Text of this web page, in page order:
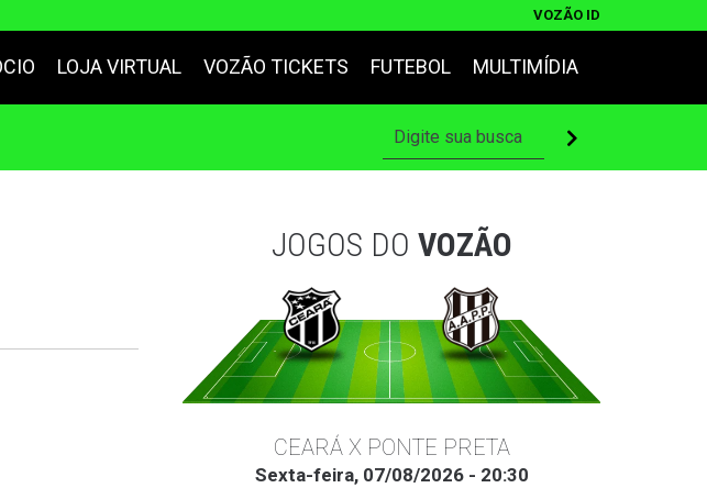
VOZÃO ID
LOJA VIRTUAL VOZÃO TICKETS FUTEBOL MULTIMÍDIA
JOGOS DO VOZÃO
CEARÁ X PONTE PRETA
Sexta-feira, 07/08/2026 - 20:30